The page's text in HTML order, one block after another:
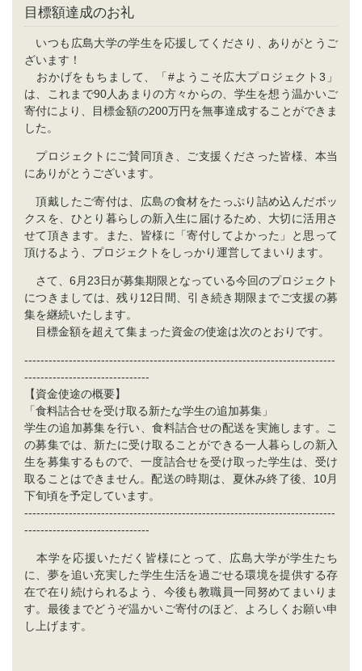
目標額達成のお礼
いつも広島大学の学生を応援してくださり、ありがとうご
ざいます！
おかげをもちまして、「#ようこそ広大プロジェクト3」
は、これまで90人あまりの方々からの、学生を想う温かいご
寄付により、目標金額の200万円を無事達成することができま
した。
プロジェクトにご賛同頂き、ご支援くださった皆様、本当
にありがとうございます。
頂戴したご寄付は、広島の食材をたっぷり詰め込んだボッ
クスを、ひとり暮らしの新入生に届けるため、大切に活用さ
せて頂きます。また、皆様に「寄付してよかった」と思って
頂けるよう、プロジェクトをしっかり運営してまいります。
さて、6月23日が募集期限となっている今回のプロジェクト
につきましては、残り12日間、引き続き期限までご支援の募
集を継続いたします。
目標金額を超えて集まった資金の使途は次のとおりです。
-----------------------------------------------------------------------------
-------------------------------
【資金使途の概要】
「食料詰合せを受け取る新たな学生の追加募集」
学生の追加募集を行い、食料詰合せの配送を実施します。こ
の募集では、新たに受け取ることができる一人暮らしの新入
生を募集するもので、一度詰合せを受け取った学生は、受け
取ることはできません。配送の時期は、夏休み終了後、10月
下旬頃を予定しています。
-----------------------------------------------------------------------------
-------------------------------
本学を応援いただく皆様にとって、広島大学が学生たち
に、夢を追い充実した学生生活を過ごせる環境を提供する存
在で在り続けられるよう、今後も教職員一同努めてまいりま
す。最後までどうぞ温かいご寄付のほど、よろしくお願い申
し上げます。